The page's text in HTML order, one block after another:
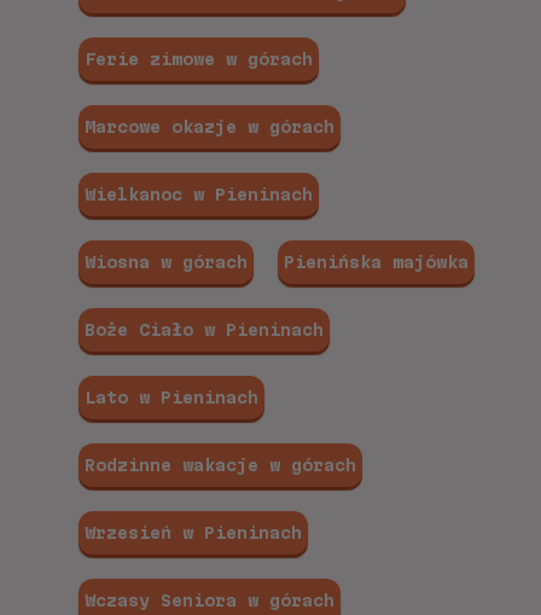
Ferie zimowe w górach
Marcowe okazje w górach
Wielkanoc w Pieninach
Wiosna w górach Pienińska majówka
Boże Ciało w Pieninach
Lato w Pieninach
Rodzinne wakacje w górach
Wrzesień w Pieninach
Wczasy Seniora w górach